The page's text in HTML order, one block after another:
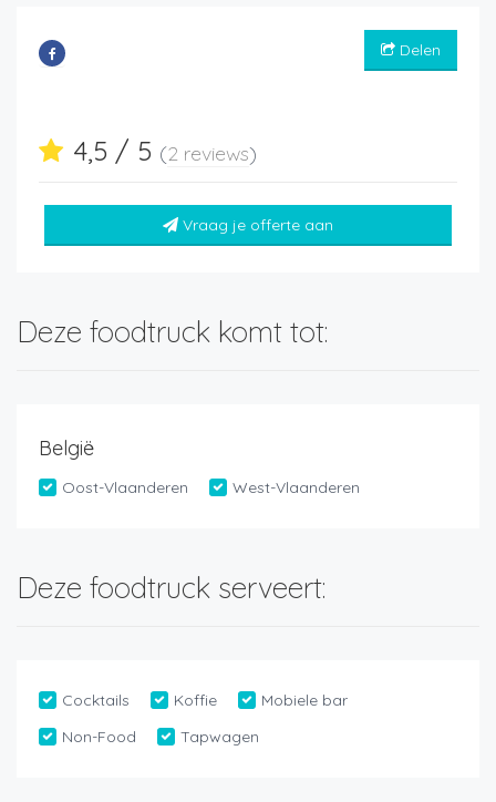
Delen
4,5 / 5 (2 reviews)
Vraag je offerte aan
Deze foodtruck komt tot:
België
Oost-Vlaanderen West-Vlaanderen
Deze foodtruck serveert:
Cocktails Koffie
Mobiele bar
Non-Food
Tapwagen